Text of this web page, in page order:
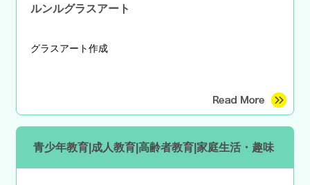
ルンルグラスアート
グラスアート作成
青少年教育|成人教育|高齢者教育|家庭生活・趣味